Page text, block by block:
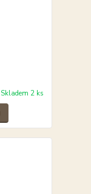
Skladem 2 ks